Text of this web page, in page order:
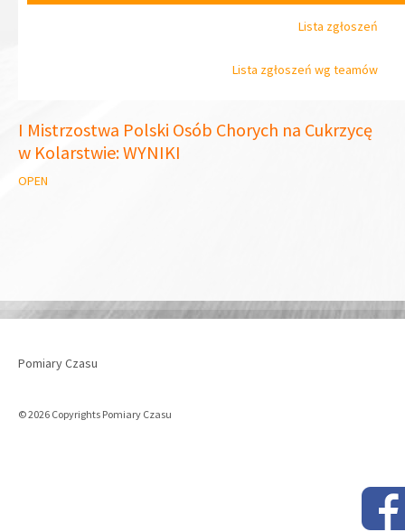
Lista zgłoszeń
Lista zgłoszeń wg teamów
I Mistrzostwa Polski Osób Chorych na Cukrzycę
w Kolarstwie: WYNIKI
OPEN
Pomiary Czasu
© 2026 Copyrights Pomiary Czasu